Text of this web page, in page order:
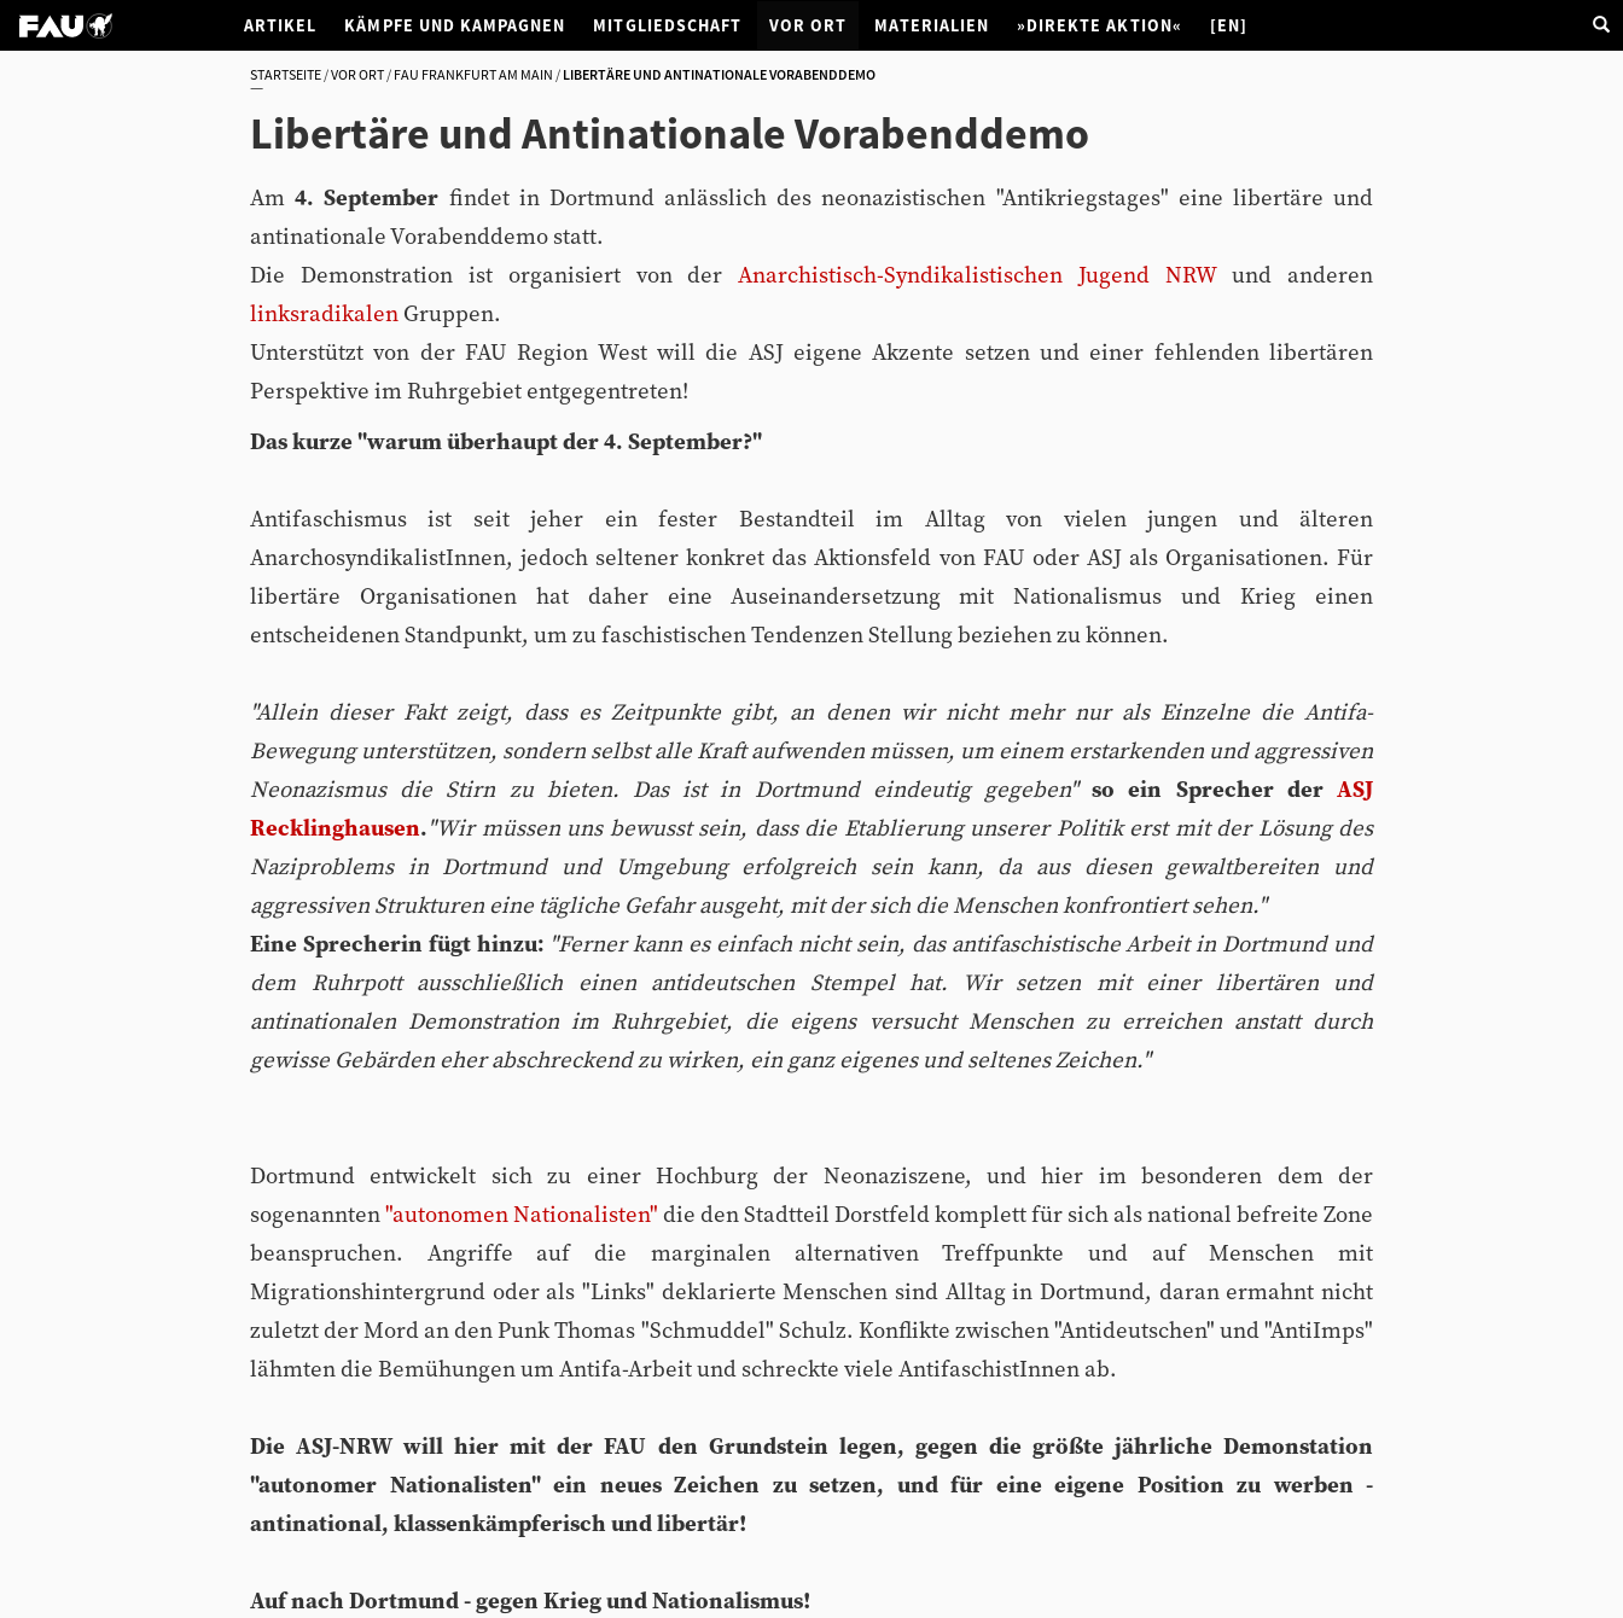
ARTIKEL KÄMPFE UND KAMPAGNEN MITGLIEDSCHAFT VOR ORT MATERIALIEN »DIREKTE AKTION« [EN]
STARTSEITE VOR ORT FAU FRANKFURT AM MAIN LIBERTÄRE UND ANTINATIONALE VORABENDDEMO
Libertäre und Antinationale Vorabenddemo
Am4. September findet in Dortmund anlässlich des neonazistischen "Antikriegstages" eine libertäre und
antinationale Vorabenddemo statt.
Die Demonstration ist organisiert von derAnarchistisch-Syndikalistischen Jugend NRWund anderen
linksradikalen Gruppen.
Unterstützt von der FAU Region West will die ASJ eigene Akzente setzen und einer fehlenden libertären
Perspektive im Ruhrgebiet entgegentreten!
Das kurze "warum überhaupt der 4. September?"
Antifaschismus ist seit jeher ein fester Bestandteil im Alltag von vielen jungen und älteren
AnarchosyndikalistInnen, jedoch seltener konkret das Aktionsfeld von FAU oder ASJ als Organisationen. Für
libertäre Organisationen hat daher eine Auseinandersetzung mit Nationalismus und Krieg einen
entscheidenen Standpunkt, um zu faschistischen Tendenzen Stellung beziehen zu können.
"Allein dieser Fakt zeigt, dass es Zeitpunkte gibt, an denen wir nicht mehr nur als Einzelne die Antifa-
Bewegung unterstützen, sondern selbst alle Kraft aufwenden müssen, um einem erstarkenden und aggressiven
Neonazismus die Stirn zu bieten. Das ist in Dortmund eindeutig gegeben"so ein Sprecher derASJ
Recklinghausen."Wir müssen uns bewusst sein, dass die Etablierung unserer Politik erst mit der Lösung des
Naziproblems in Dortmund und Umgebung erfolgreich sein kann, da aus diesen gewaltbereiten und
aggressiven Strukturen eine tägliche Gefahr ausgeht, mit der sich die Menschen konfrontiert sehen."
Eine Sprecherin fügt hinzu: "Ferner kann es einfach nicht sein, das antifaschistische Arbeit in Dortmund und
dem Ruhrpott ausschließlich einen antideutschen Stempel hat. Wir setzen mit einer libertären und
antinationalen Demonstration im Ruhrgebiet, die eigens versucht Menschen zu erreichen anstatt durch
gewisse Gebärden eher abschreckend zu wirken, ein ganz eigenes und seltenes Zeichen."
Dortmund entwickelt sich zu einer Hochburg der Neonaziszene, und hier im besonderen dem der
sogenannten"autonomen Nationalisten" die den Stadtteil Dorstfeld komplett für sich als national befreite Zone
beanspruchen. Angriffe auf die marginalen alternativen Treffpunkte und auf Menschen mit
Migrationshintergrund oder als "Links" deklarierte Menschen sind Alltag in Dortmund, daran ermahnt nicht
zuletzt der Mord an den Punk Thomas "Schmuddel" Schulz. Konflikte zwischen "Antideutschen" und "AntiImps"
lähmten die Bemühungen um Antifa-Arbeit und schreckte viele AntifaschistInnen ab.
Die ASJ-NRW will hier mit der FAU den Grundstein legen, gegen die größte jährliche Demonstation
"autonomer Nationalisten" ein neues Zeichen zu setzen, und für eine eigene Position zu werben -
antinational, klassenkämpferisch und libertär!
Auf nach Dortmund - gegen Krieg und Nationalismus!